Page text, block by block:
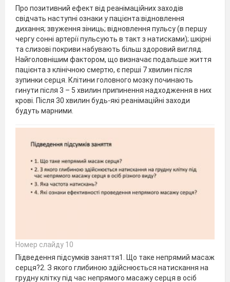
Про позитивний ефект від реанімаційних заходів
свідчать наступні ознаки у пацієнта:відновлення
дихання; звуження зіниць; відновлення пульсу (в першу
чергу сонні артерії пульсують в такт з натисками); шкірні
та слизові покриви набувають більш здоровий вигляд.
Найголовнішим фактором, що визначає подальше життя
пацієнта з клінічною смертю, є перші 7 хвилин після
зупинки серця. Клітини головного мозку починають
гинути після 3 – 5 хвилин припинення надходження в них
крові. Після 30 хвилин будь-які реанімаційні заходи
будуть марними.
Номер слайду 10
Підведення підсумків заняття1. Що таке непрямий масаж
серця?2. З якого глибиною здійснюється натискання на
грудну клітку під час непрямого масажу серця в осіб